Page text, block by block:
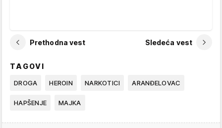
Prethodna vest Sledeća vest
TAGOVI
DROGA HEROIN NARKOTICI ARANĐELOVAC
HAPŠENJE MAJKA